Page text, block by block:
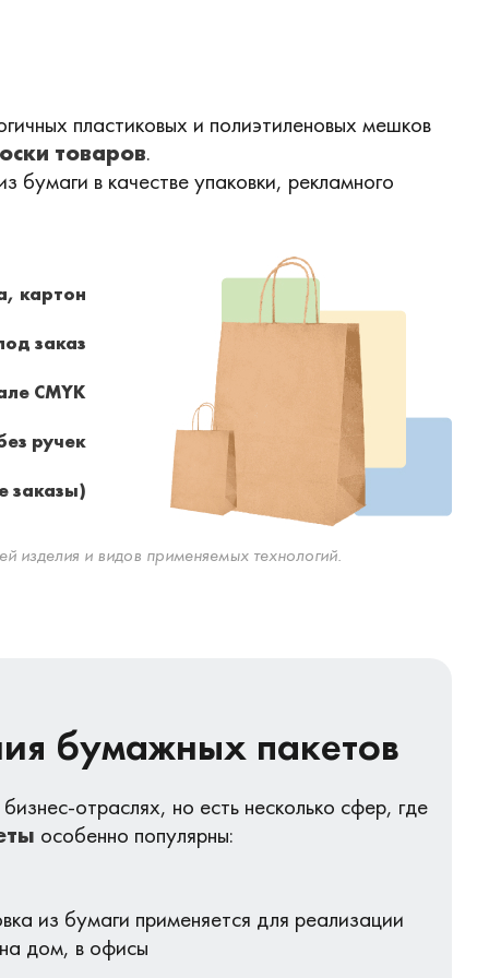
пластиковых и полиэтиленовых мешков
товаров.
бумаги в качестве упаковки, рекламного
картон
заказ
CMYK
ручек
заказы)
изделия и видов применяемых технологий.
бумажных пакетов
отраслях, но есть несколько сфер, где
особенно популярны:
из бумаги применяется для реализации
дом, в офисы